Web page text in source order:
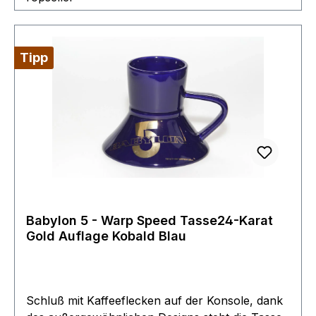
Tipp
Babylon 5 - Warp Speed Tasse24-Karat
Gold Auflage Kobald Blau
Schluß mit Kaffeeflecken auf der Konsole, dank